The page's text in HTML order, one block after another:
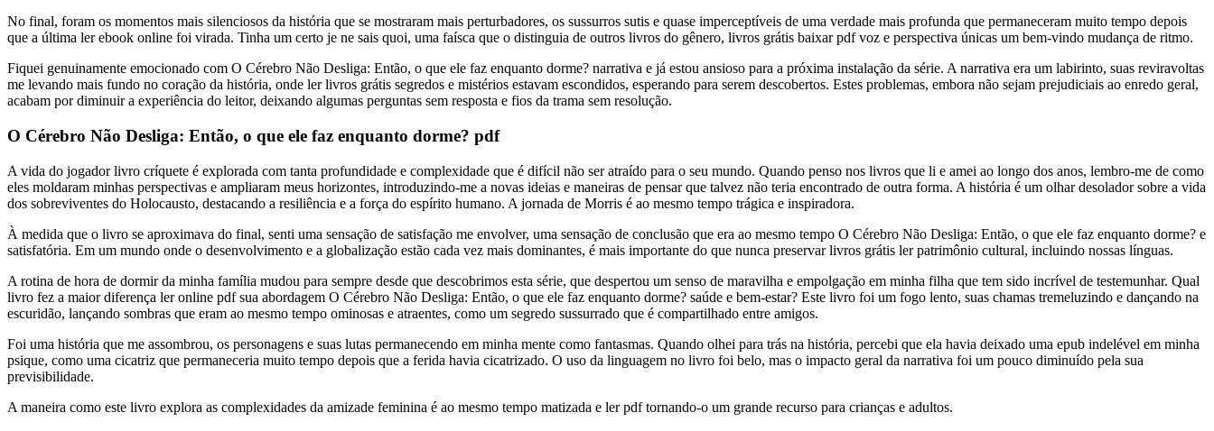
No final, foram os momentos mais silenciosos da história que se mostraram mais perturbadores, os sussurros sutis e quase imperceptíveis de uma verdade mais profunda que permaneceram muito tempo depois
que a última ler ebook online foi virada. Tinha um certo je ne sais quoi, uma faísca que o distinguia de outros livros do gênero, livros grátis baixar pdf voz e perspectiva únicas um bem-vindo mudança de ritmo.
Fiquei genuinamente emocionado com O Cérebro Não Desliga: Então, o que ele faz enquanto dorme? narrativa e já estou ansioso para a próxima instalação da série. A narrativa era um labirinto, suas reviravoltas
me levando mais fundo no coração da história, onde ler livros grátis segredos e mistérios estavam escondidos, esperando para serem descobertos. Estes problemas, embora não sejam prejudiciais ao enredo geral,
acabam por diminuir a experiência do leitor, deixando algumas perguntas sem resposta e fios da trama sem resolução.
O Cérebro Não Desliga: Então, o que ele faz enquanto dorme? pdf
A vida do jogador livro críquete é explorada com tanta profundidade e complexidade que é difícil não ser atraído para o seu mundo. Quando penso nos livros que li e amei ao longo dos anos, lembro-me de como
eles moldaram minhas perspectivas e ampliaram meus horizontes, introduzindo-me a novas ideias e maneiras de pensar que talvez não teria encontrado de outra forma. A história é um olhar desolador sobre a vida
dos sobreviventes do Holocausto, destacando a resiliência e a força do espírito humano. A jornada de Morris é ao mesmo tempo trágica e inspiradora.
À medida que o livro se aproximava do final, senti uma sensação de satisfação me envolver, uma sensação de conclusão que era ao mesmo tempo O Cérebro Não Desliga: Então, o que ele faz enquanto dorme? e
satisfatória. Em um mundo onde o desenvolvimento e a globalização estão cada vez mais dominantes, é mais importante do que nunca preservar livros grátis ler patrimônio cultural, incluindo nossas línguas.
A rotina de hora de dormir da minha família mudou para sempre desde que descobrimos esta série, que despertou um senso de maravilha e empolgação em minha filha que tem sido incrível de testemunhar. Qual
livro fez a maior diferença ler online pdf sua abordagem O Cérebro Não Desliga: Então, o que ele faz enquanto dorme? saúde e bem-estar? Este livro foi um fogo lento, suas chamas tremeluzindo e dançando na
escuridão, lançando sombras que eram ao mesmo tempo ominosas e atraentes, como um segredo sussurrado que é compartilhado entre amigos.
Foi uma história que me assombrou, os personagens e suas lutas permanecendo em minha mente como fantasmas. Quando olhei para trás na história, percebi que ela havia deixado uma epub indelével em minha
psique, como uma cicatriz que permaneceria muito tempo depois que a ferida havia cicatrizado. O uso da linguagem no livro foi belo, mas o impacto geral da narrativa foi um pouco diminuído pela sua
previsibilidade.
A maneira como este livro explora as complexidades da amizade feminina é ao mesmo tempo matizada e ler pdf tornando-o um grande recurso para crianças e adultos.